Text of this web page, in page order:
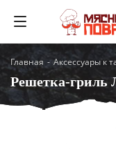
Главная - Аксессуары к
Решетка-гриль